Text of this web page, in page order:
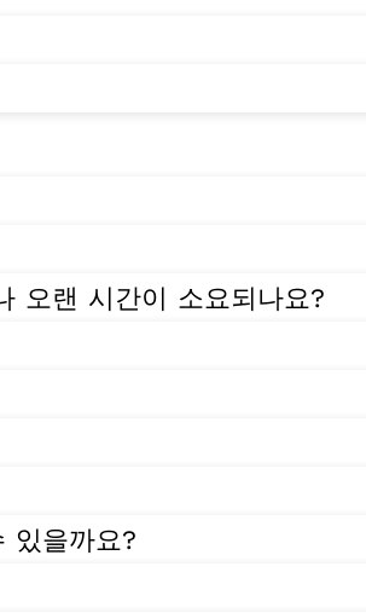
오랜 시간이 소요되나요?
있을까요?